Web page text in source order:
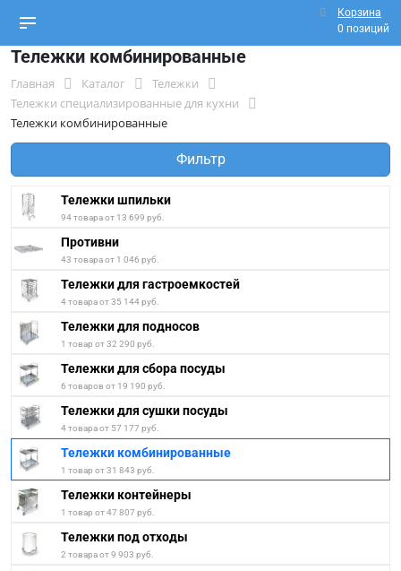
Корзина
0 позиций
Тележки комбинированные
Главная Каталог
Тележки
Тележки специализированные для кухни
Тележки комбинированные
Фильтр
Тележки шпильки
94 товара от 13 699 руб.
Противни
43 товара от 1 046 руб.
Тележки для гастроемкостей
4 товара от 35 144 руб.
Тележки для подносов
1 товар от 32 290 руб.
Тележки для сбора посуды
6 товаров от 19 190 руб.
Тележки для сушки посуды
4 товара от 57 177 руб.
Тележки комбинированные
1 товар от 31 843 руб.
Тележки контейнеры
1 товар от 47 807 руб.
Тележки под отходы
2 товара от 9 903 руб.